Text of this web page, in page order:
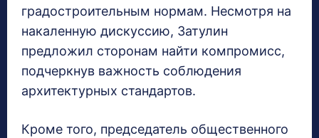
градостроительным нормам. Несмотря на
накаленную дискуссию, Затулин
предложил сторонам найти компромисс,
подчеркнув важность соблюдения
архитектурных стандартов.
Кроме того, председатель общественного